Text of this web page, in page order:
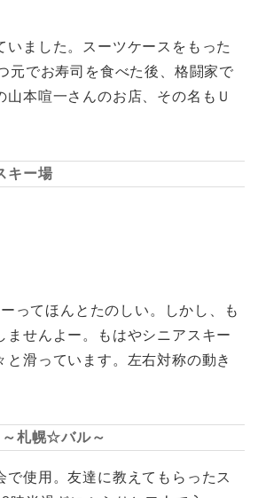
いました。スーツケースをもった
元でお寿司を食べた後、格闘家で
山本喧一さんのお店、その名もＵ
キー場
ってほんとたのしい。しかし、も
ませんよー。もはやシニアスキー
と滑っています。左右対称の動き
札幌☆バル～
で使用。友達に教えてもらったス